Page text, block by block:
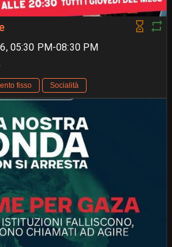
05:30 PM-08:30 PM
fisso Socialità